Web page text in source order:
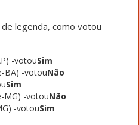
legenda, como votou
-votouSim
BA) -votouNão
Sim
MG) -votouNão
-votouSim